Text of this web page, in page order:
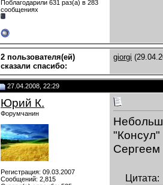
Поблагодарили 631 раз(а) в 283
сообщениях
2 пользователя(ей)
сказали cпасибо:
giorgi
27.04.2008, 22:29
Юрий К.
Форумчанин
Регистрация: 09.03.2007
Сообщений: 2,815
Цитата: